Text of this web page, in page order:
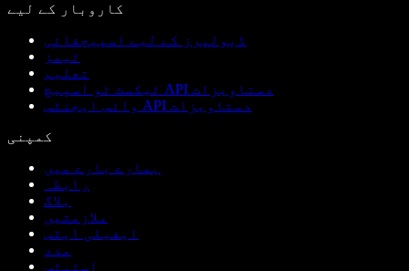
کاروبار کے لیے
ڈیولپرز کے لیے اسپیچفائی
ٹیمز
تعلیم
ٹیکسٹ ٹو اسپیچ API دستاویزات
وائس ایجنٹس API دستاویزات
کمپنی
ہمارے بارے میں
رابطہ
بلاگ
ملازمتیں
ایفیلی ایٹس
مدد
اسٹیٹس